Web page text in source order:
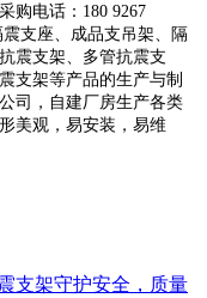
购电话：180 9267
支座、成品支吊架、隔
震支架、多管抗震支
支架等产品的生产与制
司，自建厂房生产各类
美观，易安装，易维
支架守护安全，质量